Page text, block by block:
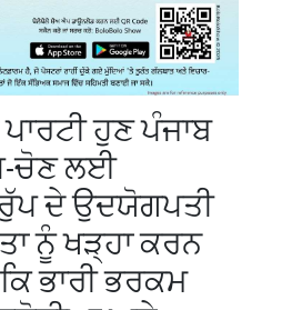
ਹੁਣ ਪੰਜਾਬ
ਚੋਣ ਲਈ
ਦੇ ਉਦਯੋਗਪਤੀ
ਨੂੰ ਖੜ੍ਹਾ ਕਰਨ
ਭਾਰੀ ਭਰਕਮ